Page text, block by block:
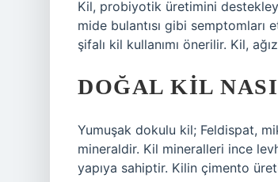
Kil, probiyotik üretimini
mide bulantısı gibi
şifalı kil kullanımı önerilir. Kil,
DOĞAL KIL
Yumuşak dokulu kil; Feldispat,
mineraldir. Kil mineralleri ince
yapıya sahiptir. Kilin çimento